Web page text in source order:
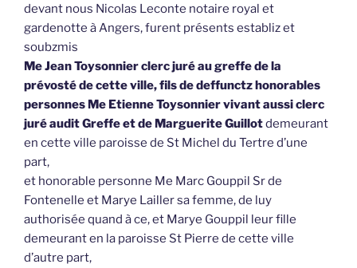
devant nous Nicolas Leconte notaire royal et
gardenotte à Angers, furent présents establiz et
soubzmis
Me Jean Toysonnier clerc juré au greffe de la
prévosté de cette ville, fils de deffunctz honorables
personnes Me Etienne Toysonnier vivant aussi clerc
juré audit Greffe et de Marguerite Guillotdemeurant
en cette ville paroisse de St Michel du Tertre d’une
part,
et honorable personne Me Marc Gouppil Sr de
Fontenelle et Marye Lailler sa femme, de luy
authorisée quand à ce, et Marye Gouppil leur fille
demeurant en la paroisse St Pierre de cette ville
d’autre part,